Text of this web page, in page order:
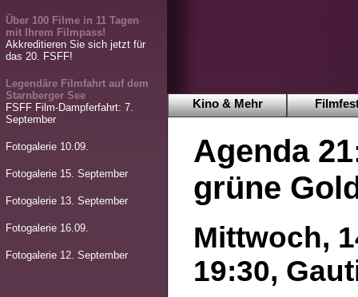
Über 100 Filme in 11 Tagen
mit Ihrem Filmpass!
Akkreditieren Sie sich jetzt für
das 20. FSFF!
Legendäre Filmfahrt auf dem
Starnberger See
FSFF Film-Dampferfahrt: 7.
September
Fotogalerie 10.09.
Fotogalerie 15. September
Fotogalerie 13. September
Fotogalerie 16.09.
Fotogalerie 12. September
Kino & Mehr
Agenda
grüne
Mittwoch,
19:30,